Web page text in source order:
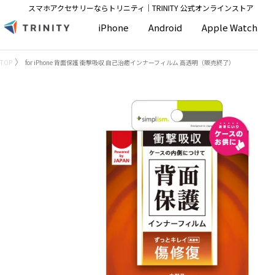
ン
ン
ツ
スマホアクセサリーならトリニティ│TRINITY 公式オンラインストア
iPhone Android Apple Watch
Trinity
TOP for iPhone 背面保護 衝撃吸収 自己治癒インナーフィルム 高透明（販売終了）